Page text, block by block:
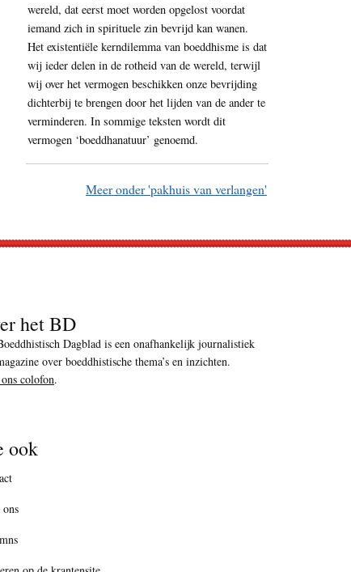
wereld, dat eerst moet worden opgelost voordat
iemand zich in spirituele zin bevrijd kan wanen.
Het existentiële kerndilemma van boeddhisme is dat
wij ieder delen in de rotheid van de wereld, terwijl
wij over het vermogen beschikken onze bevrijding
dichterbij te brengen door het lijden van de ander te
verminderen. In sommige teksten wordt dit
vermogen ‘boeddhanatuur’ genoemd.
Meer onder 'pakhuis van verlangen'
het BD
Dagblad is een onafhankelijk journalistiek
over boeddhistische thema’s en inzichten.
colofon.
ook